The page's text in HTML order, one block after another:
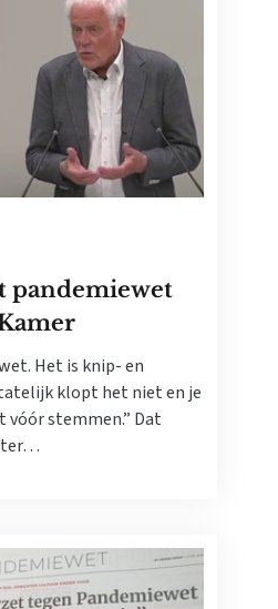
pandemiewet
Het is knip- en
klopt het niet en je
vóór stemmen.” Dat